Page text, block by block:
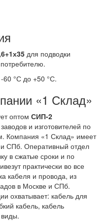
для подводки
60 °С до +50 °С.
«1 Склад»
оптом СИП-2
и изготовителей по
Компания «1 Склад» имеет
СПб. Оперативный отдел
в сжатые сроки и по
практически во все
кабеля и провода, из
в Москве и СПб.
охватывает: кабель для
кабель, кабель